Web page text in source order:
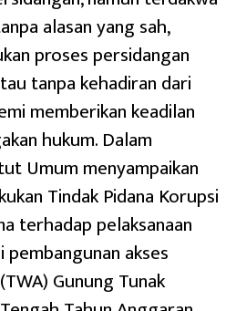
alasan yang sah,
proses persidangan
tanpa kehadiran dari
memberikan keadilan
hukum. Dalam
Umum menyampaikan
Tindak Pidana Korupsi
terhadap pelaksanaan
akses
Gunung Tunak